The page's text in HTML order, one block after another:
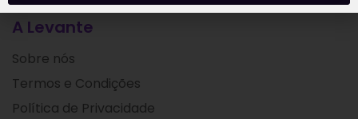
A Levante
Sobre nós
Termos e Condições
Política de Privacidade